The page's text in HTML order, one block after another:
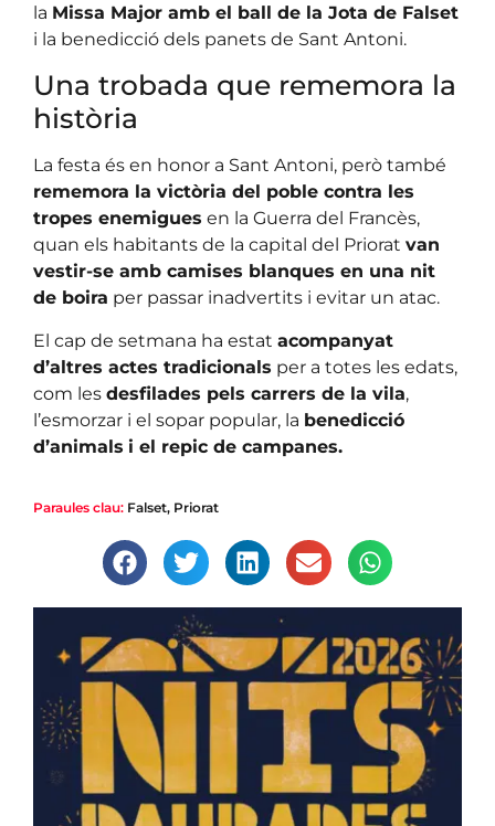
la Missa Major amb el ball de la Jota de Falset
i la benedicció dels panets de Sant Antoni.
Una trobada que rememora la
història
La festa és en honor a Sant Antoni, però també
rememora la victòria del poble contra les
tropes enemigues en la Guerra del Francès,
quan els habitants de la capital del Priorat van
vestir-se amb camises blanques en una nit
de boira per passar inadvertits i evitar un atac.
El cap de setmana ha estat acompanyat
d’altres actes tradicionals per a totes les edats,
com les desfilades pels carrers de la vila,
l’esmorzar i el sopar popular, la benedicció
d’animals i el repic de campanes.
Paraules clau: Falset, Priorat